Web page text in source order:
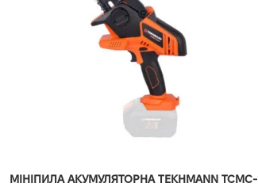
МІНІПИЛА АКУМУЛЯТОРНА TEKHMANN TCMC-